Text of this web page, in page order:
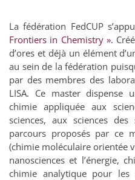
La fédération FedCUP
Frontiers in Chemistry ».
d’ores et déjà un élément
au sein de la fédération
par des membres des
LISA. Ce master dispense
chimie appliquée aux
sciences, aux sciences
parcours proposés par ce
(chimie moléculaire orientée
nanosciences et l’énergie,
chimie analytique pour les